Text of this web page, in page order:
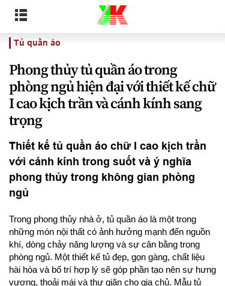
Tủ quần áo
Phong thủy tủ quần áo trong
phòng ngủ hiện đại với thiết kế chữ
I cao kịch trần và cánh kính sang
trọng
Thiết kế tủ quần áo chữ I cao kịch trần
với cánh kính trong suốt và ý nghĩa
phong thủy trong không gian phòng
ngủ
Trong phong thủy nhà ở, tủ quần áo là một trong
những món nội thất có ảnh hưởng mạnh đến nguồn
khí, dòng chảy năng lượng và sự cân bằng trong
phòng ngủ. Một thiết kế tủ đẹp, gọn gàng, chất liệu
hài hòa và bố trí hợp lý sẽ góp phần tạo nên sự hưng
vượng, thoải mái và thư giãn cho gia chủ. Mẫu tủ